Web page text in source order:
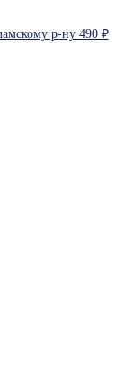
р-ну 490 ₽